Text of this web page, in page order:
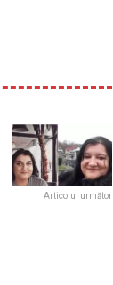
Articolul următor